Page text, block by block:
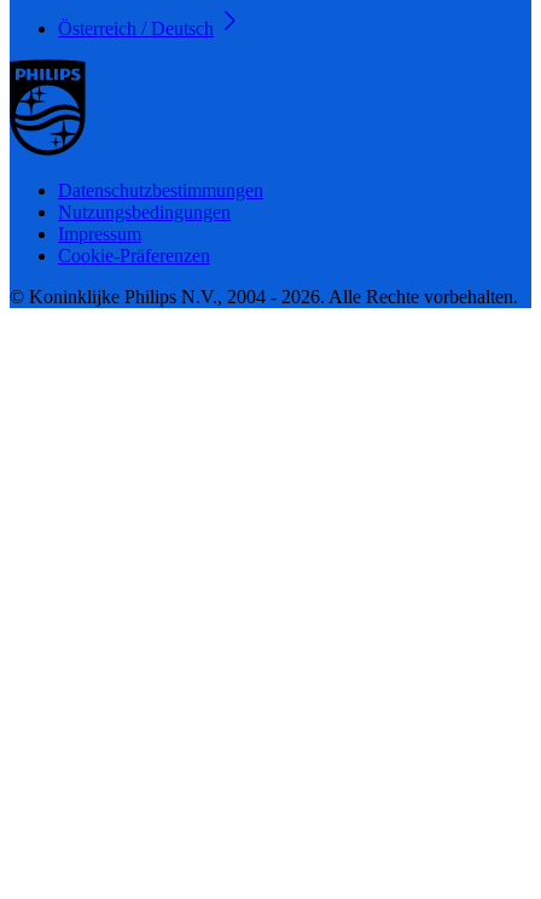
Österreich / Deutsch
Datenschutzbestimmungen
Nutzungsbedingungen
Impressum
Cookie-Präferenzen
© Koninklijke Philips N.V., 2004 - 2026. Alle Rechte vorbehalten.